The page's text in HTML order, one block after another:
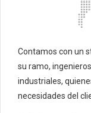
Contamos con un
su ramo,
industriales,
necesidades del